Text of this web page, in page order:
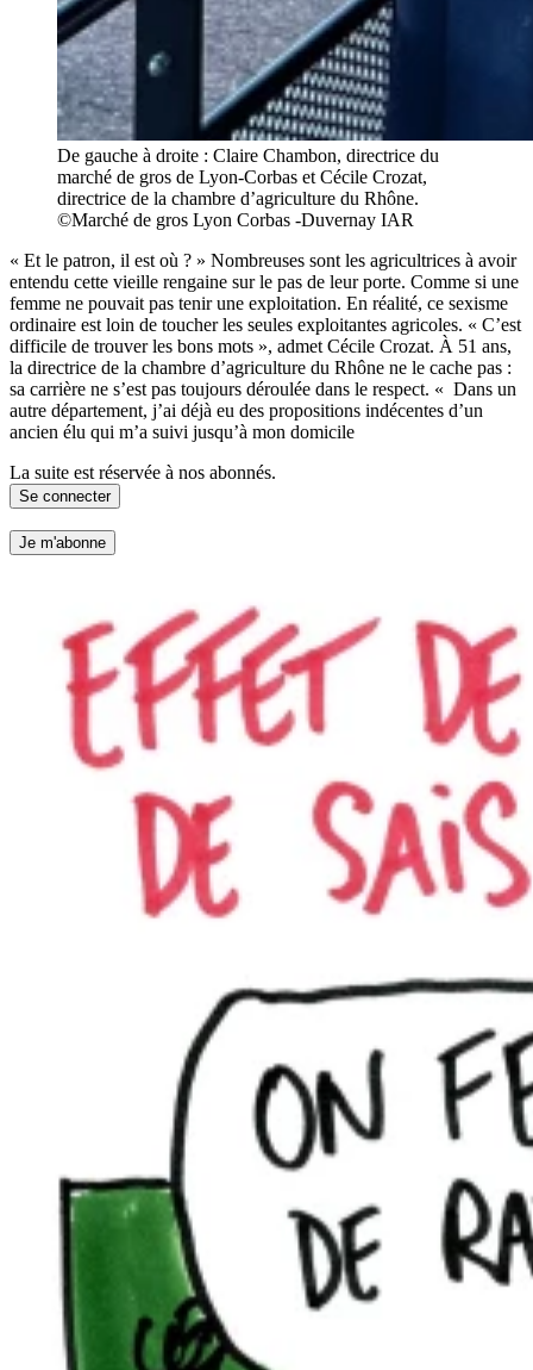
De gauche à droite : Claire Chambon, directrice du
marché de gros de Lyon-Corbas et Cécile Crozat,
directrice de la chambre d’agriculture du Rhône.
©Marché de gros Lyon Corbas -Duvernay IAR
« Et le patron, il est où ? » Nombreuses sont les agricultrices à avoir
entendu cette vieille rengaine sur le pas de leur porte. Comme si une
femme ne pouvait pas tenir une exploitation. En réalité, ce sexisme
ordinaire est loin de toucher les seules exploitantes agricoles. « C’est
difficile de trouver les bons mots », admet Cécile Crozat. À 51 ans,
la directrice de la chambre d’agriculture du Rhône ne le cache pas :
sa carrière ne s’est pas toujours déroulée dans le respect. « Dans un
autre département, j’ai déjà eu des propositions indécentes d’un
ancien élu qui m’a suivi jusqu’à mon domicile
La suite est réservée à nos abonnés.
Se connecter
Je m'abonne